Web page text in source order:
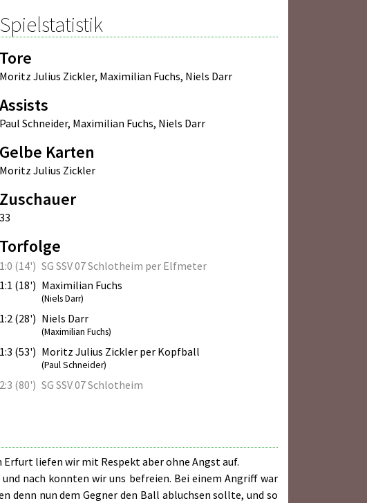
Spielstatistik
Tore
Moritz Julius Zickler, Maximilian Fuchs, Niels Darr
Assists
Paul Schneider, Maximilian Fuchs, Niels Darr
Gelbe Karten
Moritz Julius Zickler
Zuschauer
33
Torfolge
1:0 (14') SG SSV 07 Schlotheim per Elfmeter
1:1 (18') Maximilian Fuchs
(Niels Darr)
1:2 (28') Niels Darr
(Maximilian Fuchs)
1:3 (53') Moritz Julius Zickler per Kopfball
(Paul Schneider)
2:3 (80') SG SSV 07 Schlotheim
liefen wir mit Respekt aber ohne Angst auf.
nach konnten wir uns befreien. Bei einem Angriff war
denn nun dem Gegner den Ball abluchsen sollte, und so